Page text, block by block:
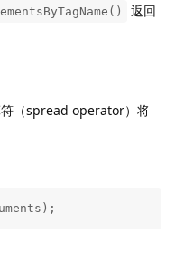
返回
（spread operator）将